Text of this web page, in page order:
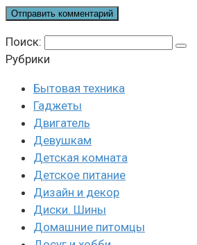
Поиск:
Рубрики
Бытовая техника
Гаджеты
Двигатель
Девушкам
Детская комната
Детское питание
Дизайн и декор
Диски. Шины
Домашние питомцы